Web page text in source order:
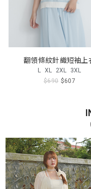
翻領條紋針織短袖上
L XL 2XL 3XL
$690 $607